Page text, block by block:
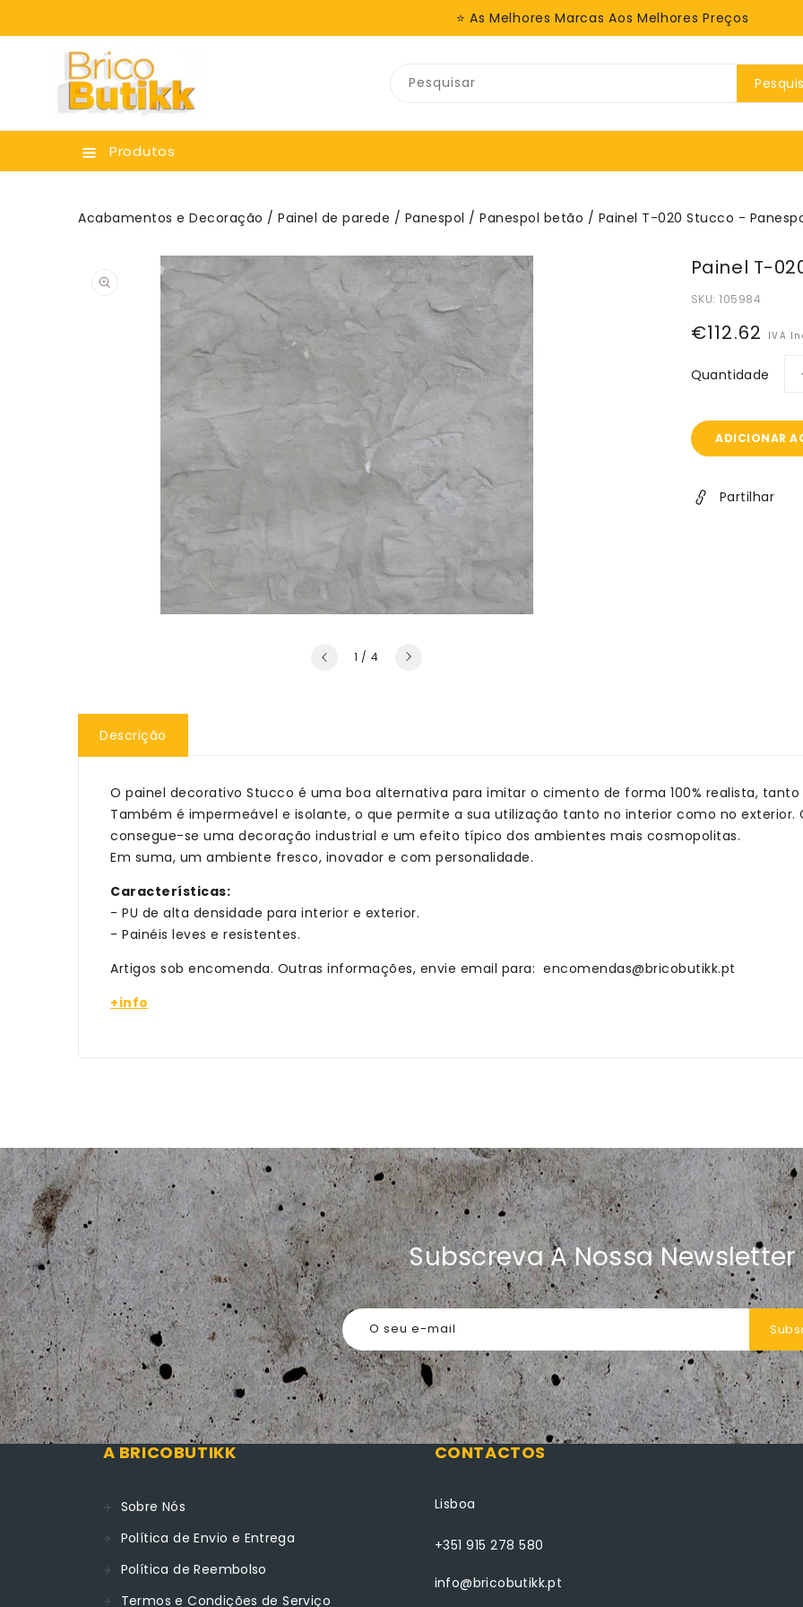
⭐ As Melhores Marcas Aos Melhores Preços
Produtos
Acabamentos e Decoração / Painel de parede / Panespol / Panespol betão / Painel T-020 Stucco -
1 / de
4
Painel T-
SKU: 105984
Preço
€112.62 IVA
Quantidade
ADICIONAR
Partilhar
Descrição
O painel decorativo Stucco é uma boa alternativa para imitar o cimento de forma 100% realista,
Também é impermeável e isolante, o que permite a sua utilização tanto no interior como no
consegue-se uma decoração industrial e um efeito típico dos ambientes mais cosmopolitas.
Em suma, um ambiente fresco, inovador e com personalidade.
Características:
- PU de alta densidade para interior e exterior.
- Painéis leves e resistentes.
Artigos sob encomenda. Outras informações, envie email para: encomendas@bricobutikk.pt
+info
Subscreva A Nossa Newsletter
O seu e-mail
A BRICOBUTIKK
Sobre Nós
Política de Envio e Entrega
Política de Reembolso
Termos e Condições de Serviço
CONTACTOS
Lisboa
+351 915 278 580
info@bricobutikk.pt